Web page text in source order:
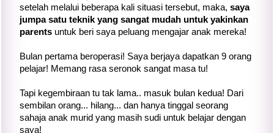
setelah melalui beberapa kali situasi tersebut, maka, saya
jumpa satu teknik yang sangat mudah untuk yakinkan
parents untuk beri saya peluang mengajar anak mereka!
Bulan pertama beroperasi! Saya berjaya dapatkan 9 orang
pelajar! Memang rasa seronok sangat masa tu!
Tapi kegembiraan tu tak lama.. masuk bulan kedua! Dari
sembilan orang... hilang... dan hanya tinggal seorang
sahaja anak murid yang masih sudi untuk belajar dengan
saya!